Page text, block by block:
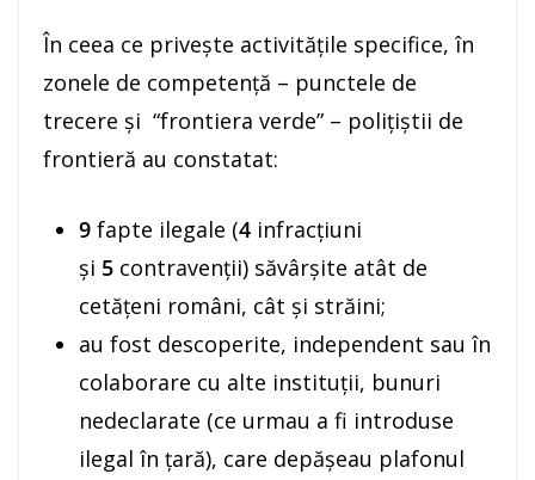
În ceea ce priveşte activităţile specifice, în
zonele de competenţă – punctele de
trecere şi “frontiera verde” – poliţiştii de
frontieră au constatat:
9 fapte ilegale (4 infracţiuni
şi 5 contravenţii) săvârşite atât de
cetăţeni români, cât şi străini;
au fost descoperite, independent sau în
colaborare cu alte instituţii, bunuri
nedeclarate (ce urmau a fi introduse
ilegal în ţară), care depăşeau plafonul